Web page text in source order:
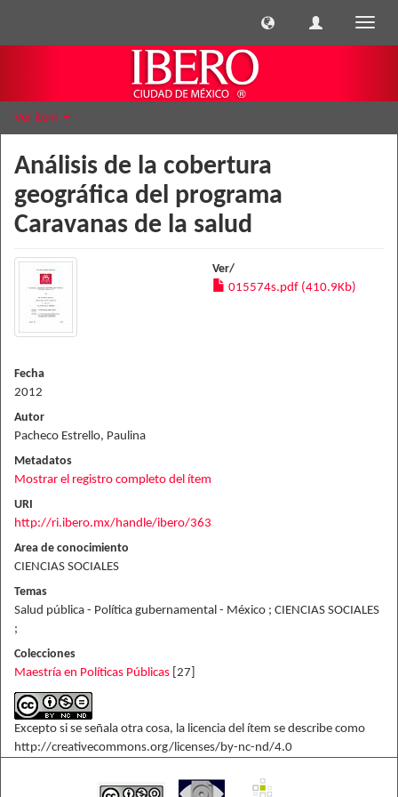
Ver ítem
Análisis de la cobertura
geográfica del programa
Caravanas de la salud
Ver/
015574s.pdf (410.9Kb)
Fecha
2012
Autor
Pacheco Estrello, Paulina
Metadatos
Mostrar el registro completo del ítem
URI
http://ri.ibero.mx/handle/ibero/363
Area de conocimiento
CIENCIAS SOCIALES
Temas
Salud pública - Política gubernamental - México ; CIENCIAS SOCIALES
;
Colecciones
Maestría en Políticas Públicas [27]
Excepto si se señala otra cosa, la licencia del ítem se describe como
http://creativecommons.org/licenses/by-nc-nd/4.0